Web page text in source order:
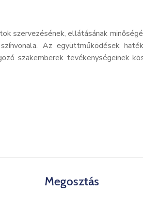
szervezésének, ellátásának
Az együttműködések
szakemberek tevékenységeinek
Megosztás